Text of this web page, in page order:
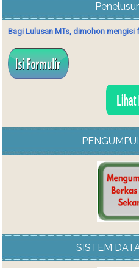
Bagi Lulusan MTs, dimohon mengisi
SISTEM